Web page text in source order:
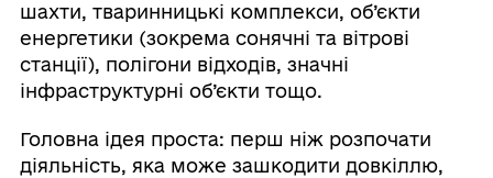
шахти, тваринницькі комплекси, об’єкти
енергетики (зокрема сонячні та вітрові
станції), полігони відходів, значні
інфраструктурні об’єкти тощо.
Головна ідея проста: перш ніж розпочати
діяльність, яка може зашкодити довкіллю,